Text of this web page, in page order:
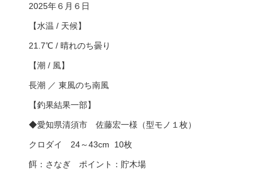
2025年６月６日
【水温 / 天候】
21.7℃ / 晴れのち曇り
【潮 / 風】
長潮 ／ 東風のち南風
【釣果結果一部】
◆愛知県清須市 佐藤宏一様（型モノ１枚）
クロダイ 24～43cm 10枚
餌：さなぎ ポイント：貯木場